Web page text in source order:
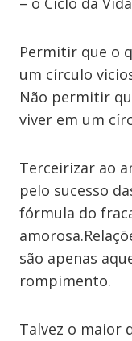
Permitir que o
um círculo
Não permitir
viver em um
Terceirizar ao
pelo sucesso
fórmula do
são apenas
rompimento.
Talvez o maior